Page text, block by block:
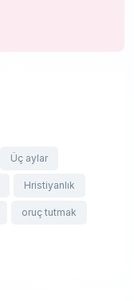
Üç aylar
Hristiyanlık
oruç tutmak